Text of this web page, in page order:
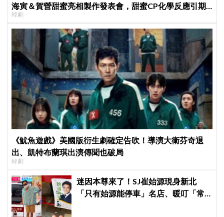
海寅＆賀營甜蜜亮相製作發表會，甜蜜CP化學反應引期
待
韓劇
《魷魚遊戲》美國版衍生劇確定告吹！導演大衛芬奇退
出、凱特布蘭琪出演傳聞也破局
韓劇
迷因本尊來了！SJ崔始源現身新北
「只有始源能停車」名店、暖叮「常